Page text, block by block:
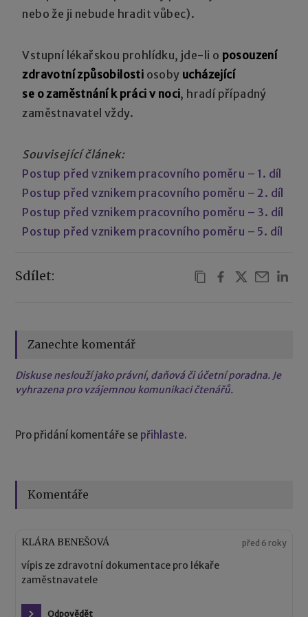
nebo že ji nebude hradit vůbec).
Vstupní lékařskou prohlídku, jde-li o posouzení
zdravotní způsobilosti osoby ucházející
se o zaměstnání k práci v noci, hradí případný
zaměstnavatel vždy.
Související článek:
Postup před vznikem pracovního poměru – 1. díl
Postup před vznikem pracovního poměru – 2. díl
Postup před vznikem pracovního poměru – 3. díl
Postup před vznikem pracovního poměru – 5. díl
Sdílet:
Zanechte komentář
Diskuse neslouží jako právní, daňová či účetní poradna. Je
vyhrazena pro vzájemnou komunikaci čtenářů.
Pro přidání komentáře se přihlaste.
Komentáře
KLÁRA BENEŠOVÁ před 6 roky
vípis ze zdravotní dokumentace pro lékaře
zaměstnavatele
Odpovědět